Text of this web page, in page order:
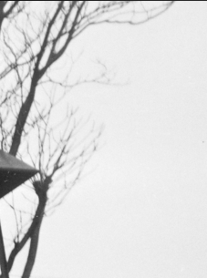
1963 · Budapest VII.
Klauzál utca 26-28. A kép forrását kérjük így adja meg: Fortepan / Budapest Főváros Levéltára. Levéltári jelzet: HU.BFL.XV.19.c.10